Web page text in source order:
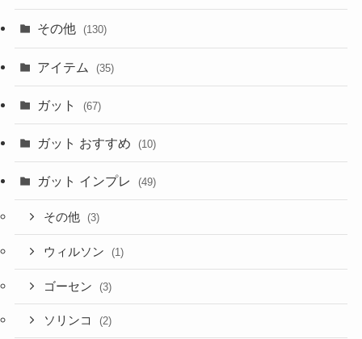
その他 (130)
アイテム (35)
ガット (67)
ガット おすすめ (10)
ガット インプレ (49)
その他 (3)
ウィルソン (1)
ゴーセン (3)
ソリンコ (2)